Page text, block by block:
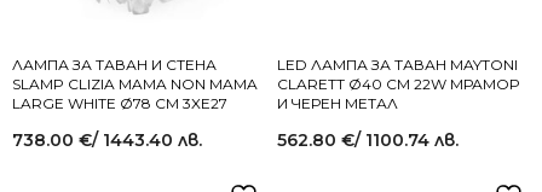
ЛАМПА ЗА ТАВАН И СТЕНА
SLAMP CLIZIA MAMA NON MAMA
LARGE WHITE Ø78 СМ 3XE27
738.00 €/ 1443.40 лв.
LED ЛАМПА ЗА ТАВАН MAYTONI
CLARETT Ø40 СМ 22W МРАМОР
И ЧЕРЕН МЕТАЛ
562.80 €/ 1100.74 лв.